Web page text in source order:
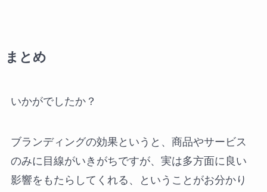
まとめ
いかがでしたか？
ブランディングの効果というと、商品やサービス
のみに目線がいきがちですが、実は多方面に良い
影響をもたらしてくれる、ということがお分かり